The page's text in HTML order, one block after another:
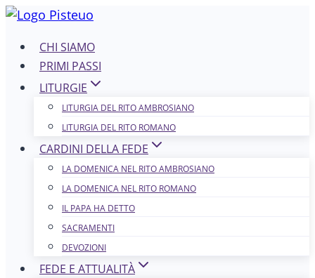
Salta
contenutoCHI SIAMO
PRIMI PASSI
LITURGIE
LITURGIA DEL RITO AMBROSIANO
LITURGIA DEL RITO ROMANO
CARDINI DELLA FEDE
LA DOMENICA NEL R​​​​​​ITO AMBROSIANO
LA DOMENICA NEL RITO ROMANO
IL PAPA HA DETTO
SACRAMENTI
DEVOZIONI
FEDE E ATTUALITÀ